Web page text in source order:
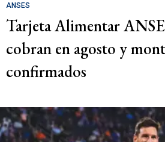
ANSES
Tarjeta Alimentar
cobran en agosto y
confirmados